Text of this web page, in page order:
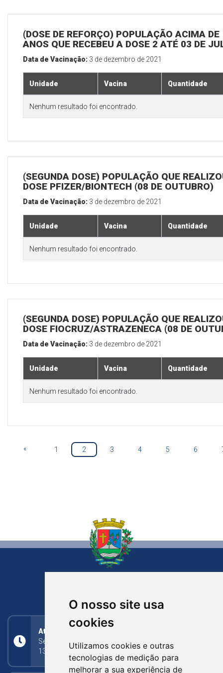
O nosso site usa
cookies
Utilizamos cookies e outras
tecnologias de medição para
melhorar a sua experiência de
(DOSE DE REFORÇO) POPULAÇÃO ACIMA DE
ANOS QUE RECEBEU A DOSE 2 ATÉ 03 DE
Data de Vacinação: 3 de dezembro de 2021
Unidade Vacina Quantidade
Nenhum resultado foi encontrado.
(SEGUNDA DOSE) POPULAÇÃO QUE
DOSE PFIZER/BIONTECH (08 DE OUTUBRO)
Data de Vacinação: 3 de dezembro de 2021
Unidade Vacina Quantidade
Nenhum resultado foi encontrado.
(SEGUNDA DOSE) POPULAÇÃO QUE
DOSE FIOCRUZ/ASTRAZENECA (08 DE
Data de Vacinação: 3 de dezembro de 2021
Unidade Vacina Quantidade
Nenhum resultado foi encontrado.
« 1 2 3 4 5 6
Atendimento
Segunda a Sexta: 8h às 11h30min (manhã);
13h30min às 17h (tarde)